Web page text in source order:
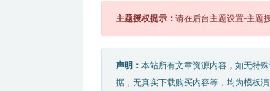
主题授权提示： 请在后台主题设置-主题
声明： 本站所有文章资源内容，如无特
据，无真实下载购买内容等，均为模板